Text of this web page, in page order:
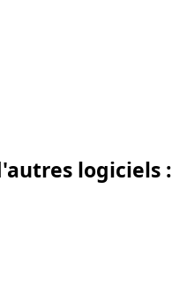
logiciels :